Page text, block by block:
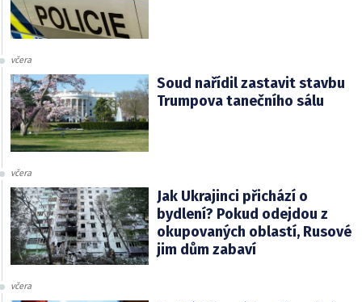
včera
Soud nařídil zastavit stavbu
Trumpova tanečního sálu
včera
Jak Ukrajinci přichází o
bydlení? Pokud odejdou z
okupovaných oblastí, Rusové
jim dům zabaví
včera